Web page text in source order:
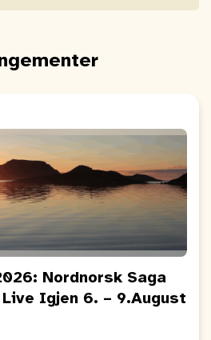
Nordnorsk Saga
Igjen 6. – 9.August